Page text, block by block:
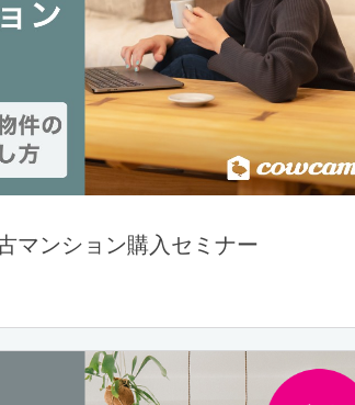
マンション購入セミナー